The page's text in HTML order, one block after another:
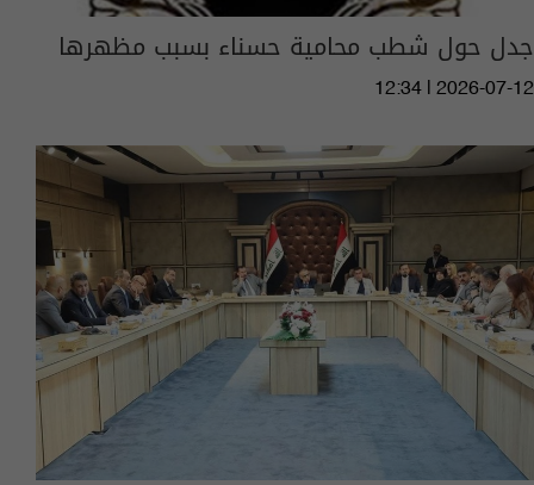
جدل حول شطب محامية حسناء بسبب مظهرها
12:34 | 2026-07-12